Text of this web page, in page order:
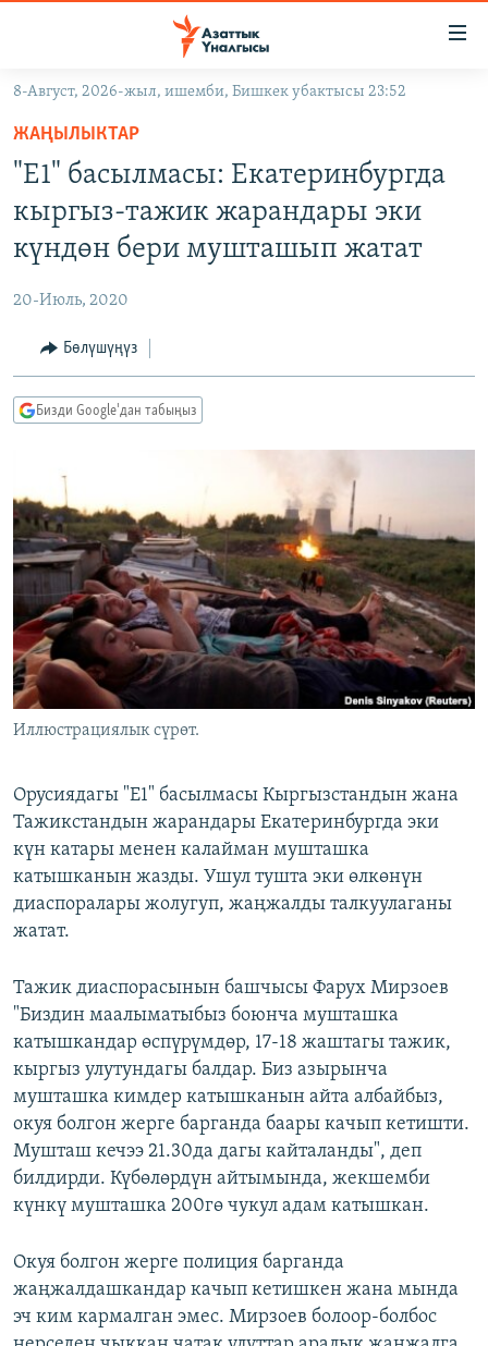
Навигацияга
өтүңүз
Издөөгө
салыңыз
КЫРГЫЗСТАН
МАДАНИЯТ
УКРАИНА
ТВ ПРОГРАММАЛАР
БҮГҮН АЗАТТЫКТА
ЭЖЕ-СИҢДИЛЕР
АЗАТТЫК+
ЫҢГАЙСЫЗ СУРООЛОР
ПОДКАСТ
ОНЛАЙН ШЕРИНЕ
ЭЕ/АРнун бардык сайттары
8-Август, 2026-жыл, ишемби, Бишкек убактысы 23:52
ЖАҢЫЛЫКТАР
"Е1" басылмасы: Екатеринбургда
кыргыз-тажик жарандары эки
күндөн бери мушташып жатат
20-Июль, 2020
Бөлүшүңүз
Бизди Google'дан табыңыз
Иллюстрациялык сүрөт.
Орусиядагы "Е1" басылмасы Кыргызстандын жана
Тажикстандын жарандары Екатеринбургда эки
күн катары менен калайман мушташка
катышканын жазды. Ушул тушта эки өлкөнүн
диаспоралары жолугуп, жаңжалды талкуулаганы
жатат.
Тажик диаспорасынын башчысы Фарух Мирзоев
"Биздин маалыматыбыз боюнча мушташка
катышкандар өспүрүмдөр, 17-18 жаштагы тажик,
кыргыз улутундагы балдар. Биз азырынча
мушташка кимдер катышканын айта албайбыз,
окуя болгон жерге барганда баары качып кетишти.
Мушташ кечээ 21.30да дагы кайталанды", деп
билдирди. Күбөлөрдүн айтымында, жекшемби
күнкү мушташка 200гө чукул адам катышкан.
Окуя болгон жерге полиция барганда
жаңжалдашкандар качып кетишкен жана мында
эч ким кармалган эмес. Мирзоев болоор-болбос